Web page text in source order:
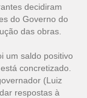
decidiram
do Governo do
das obras.
um saldo positivo
concretizado.
(Luiz
respostas à